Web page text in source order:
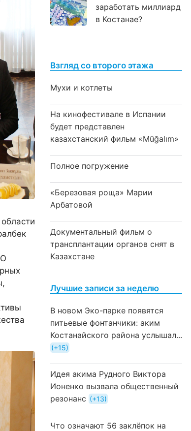
заработать миллиард
в Костанае?
Взгляд со второго этажа
Мухи и котлеты
На кинофестивале в Испании
будет представлен
казахстанский фильм «Mūğalım»
Полное погружение
«Березовая роща» Марии
Арбатовой
Документальный фильм о
трансплантации органов снят в
Казахстане
Лучшие записи за неделю
В новом Эко-парке появятся
питьевые фонтанчики: аким
Костанайского района услышал...
+15
Идея акима Рудного Виктора
Ионенко вызвала общественный
резонанс
+13
Что означают 56 заклёпок на